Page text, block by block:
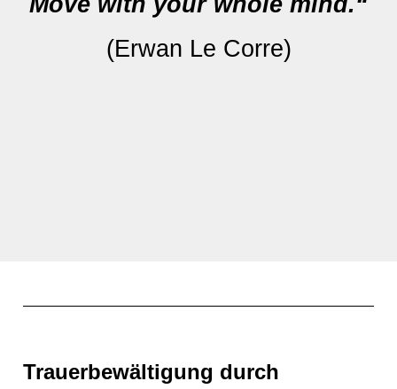
(Erwan Le Corre)
Trauerbewältigung durch